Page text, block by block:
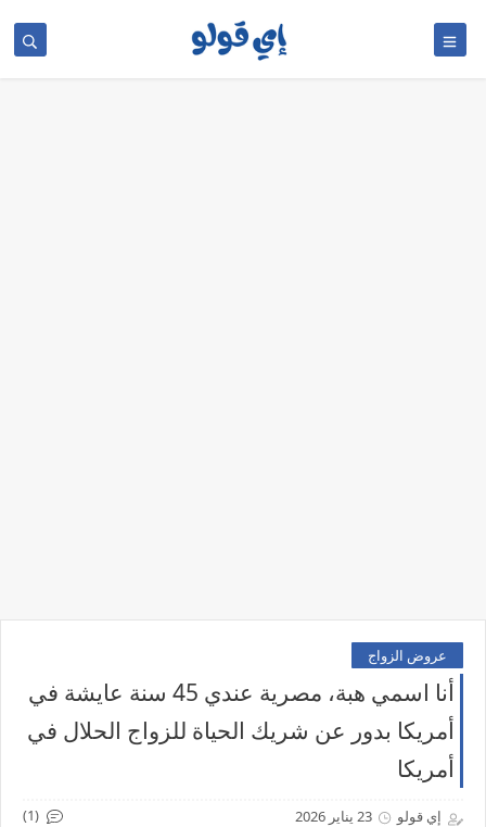
عروض الزواج
أنا اسمي هبة، مصرية عندي 45 سنة عايشة في
أمريكا بدور عن شريك الحياة للزواج الحلال في
أمريكا
إي قولو 23 يناير 2026 (1)